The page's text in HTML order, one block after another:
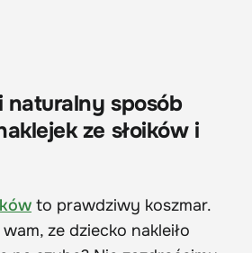
sposób
ze słoików i
to prawdziwy koszmar.
ze dziecko nakleiło